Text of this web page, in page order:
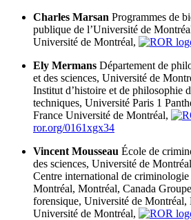
Charles Marsan Programmes de
publique de l’Université de
Université de Montréal,
Ely Mermans Département de
et des sciences, Université de
Institut d’histoire et de philosophie
techniques, Université Paris 1
France Université de Montréal,
ror.org/0161xgx34
Vincent Mousseau École de
des sciences, Université de
Centre international de
Montréal, Montréal, Canada
forensique, Université de Montréal,
Université de Montréal,